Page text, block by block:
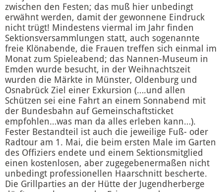
zwischen den Festen; das muß hier unbedingt
erwähnt werden, damit der gewonnene Eindruck
nicht trügt! Mindestens viermal im Jahr finden
Sektionsversammlungen statt, auch sogenannte
freie Klönabende, die Frauen treffen sich einmal im
Monat zum Spieleabend; das Nannen-Museum in
Emden wurde besucht, in der Weihnachtszeit
wurden die Märkte in Münster, Oldenburg und
Osnabrück Ziel einer Exkursion (….und allen
Schützen sei eine Fahrt an einem Sonnabend mit
der Bundesbahn auf Gemeinschaftsticket
empfohlen…was man da alles erleben kann…).
Fester Bestandteil ist auch die jeweilige Fuß- oder
Radtour am 1. Mai, die beim ersten Male im Garten
des Offiziers endete und einem Sektionsmitglied
einen kostenlosen, aber zugegebenermaßen nicht
unbedingt professionellen Haarschnitt bescherte.
Die Grillparties an der Hütte der Jugendherberge